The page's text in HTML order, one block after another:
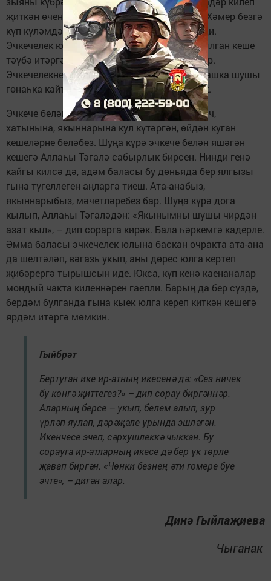
җиткән өченче аятьтә исә Аллаһы Тәгалә: «Хәмер безгә
күп күләмдә дә, аз күләмдә дә – гөнаһ», – ди.
Эчкечелек юлына басып, шушы гөнаһны кылган кеше
тәүбә итәргә тиеш. Аның берничә шарты бар.
Эчкечелекне гөнаһ дип танып, тәүбә итеп, башка шушы
гөнаһка кайтмам, дип вәгъдә бирергә кирәк.
Эчкече белән яшәү – зур сынау. Салып алгач,
хатынына, якыннарына кул күтәргән, өйдән куган
кешеләрне беләбез. Шуңа күрә эчкече белән яшәгән
кешегә Аллаһы Тәгалә сабырлык бирсен. Нинди генә
кайгы килсә дә, адәм баласы бу дөньяда бер ялгызы
гына түгеллеген аңларга тиеш. Ата-анабыз,
якыннарыбыз, мәчетләребез бар. Шуңа күрә дога
кылып, Аллаһы Тәгаләдән: «Якынымны шушы чирдән
азат кыл», – дип сорарга кирәк. Бала һәркемгә кадерле.
Әмма баласы эчкечелек юлына баскан очракта ата-ана
да шелтәләп, вәгазь укып, аны дөрес юлга кертеп
җибәрергә тырышсын иде. Юкса, күп кенә каенаналар
мондый чакта киленнәрен гаепли. Барың да бер сүздә,
бердәм булганда гына кыек юлга кереп киткән кешегә
ярдәм итәргә мөмкин.
Гыйбрәт
Бертуган ике ир-атның икесенә дә: «Сез ничек
бу көнгә җиттегез?» – дип сорау биргәннәр.
Аларның берсе – укып, белем алып, зур
үрләп яулап, дәрәҗәле урында эшләгән.
Икенчесе эчеп, сәрхушлеккә чыккан. Бу
сорауга ир-атларның икесе дә бер үк төрле
җавап биргән. «Чөнки безнең әти гомере буе
эчте», – дигән алар.
Динә Гыйлаҗиева
Чыганак